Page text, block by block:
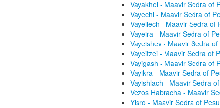
Vayakhel - Maavir Sedra of
Vayechi - Maavir Sedra of
Vayeilech - Maavir Sedra of
Vayeira - Maavir Sedra of
Vayeishev - Maavir Sedra
Vayeitzei - Maavir Sedra of
Vayigash - Maavir Sedra of
Vayikra - Maavir Sedra of
Vayishlach - Maavir Sedra
Vezos Habracha - Maavir
Yisro - Maavir Sedra of